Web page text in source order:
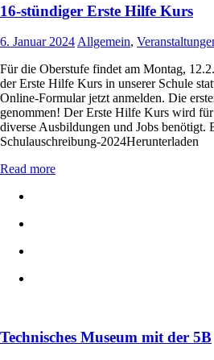
16-stündiger Erste Hilfe Kurs
6. Januar 2024 Allgemein,
Für die Oberstufe findet am Montag,
der Erste Hilfe Kurs in unserer Schule
Online-Formular jetzt anmelden. Die
genommen! Der Erste Hilfe Kurs wird
diverse Ausbildungen und Jobs benötigt.
Schulauschreibung-2024Herunterladen
Read more
Technisches Museum mit der 5B